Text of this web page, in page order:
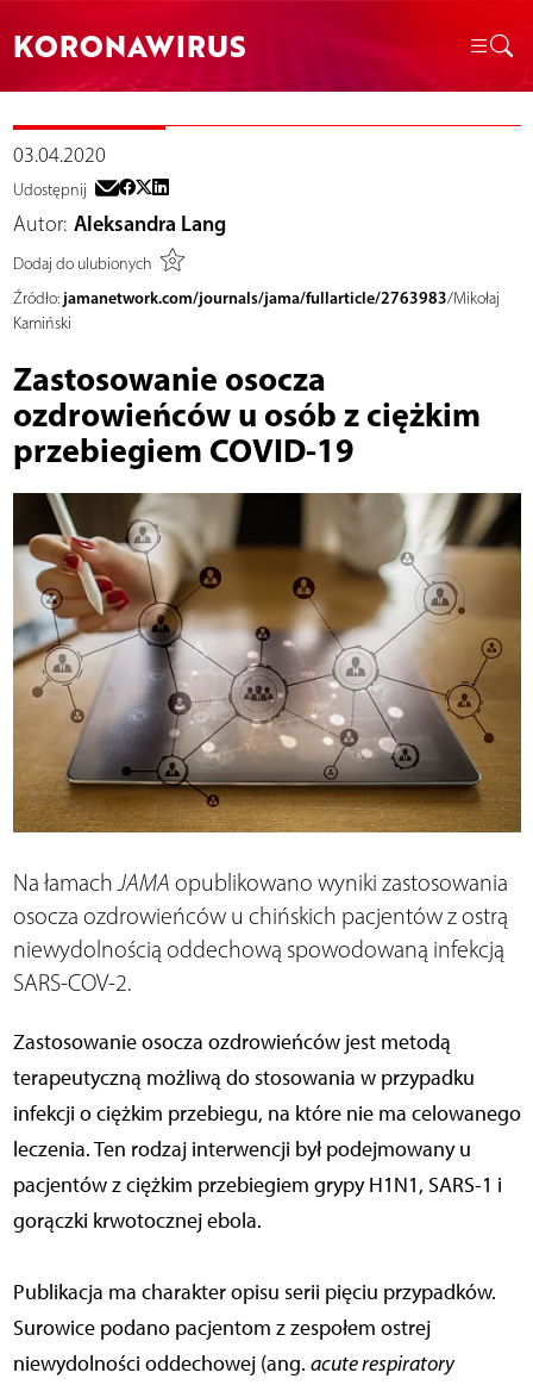
KORONAWIRUS
03.04.2020
Udostępnij
Autor: Aleksandra Lang
Dodaj do ulubionych
Źródło: jamanetwork.com/journals/jama/fullarticle/2763983/Mikołaj
Kamiński
Zastosowanie osocza
ozdrowieńców u osób z ciężkim
przebiegiem COVID-19
Na łamachJAMA opublikowano wyniki zastosowania
osocza ozdrowieńców u chińskich pacjentów z ostrą
niewydolnością oddechową spowodowaną infekcją
SARS-COV-2.
Zastosowanie osocza ozdrowieńców jest metodą
terapeutyczną możliwą do stosowania w przypadku
infekcji o ciężkim przebiegu, na które nie ma celowanego
leczenia. Ten rodzaj interwencji był podejmowany u
pacjentów z ciężkim przebiegiem grypy H1N1, SARS-1 i
gorączki krwotocznej ebola.
Publikacja ma charakter opisu serii pięciu przypadków.
Surowice podano pacjentom z zespołem ostrej
niewydolności oddechowej (ang. acute respiratory